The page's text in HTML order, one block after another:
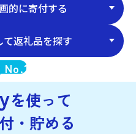
的に寄付する
返礼品を探す
No.1
を使って
・貯める